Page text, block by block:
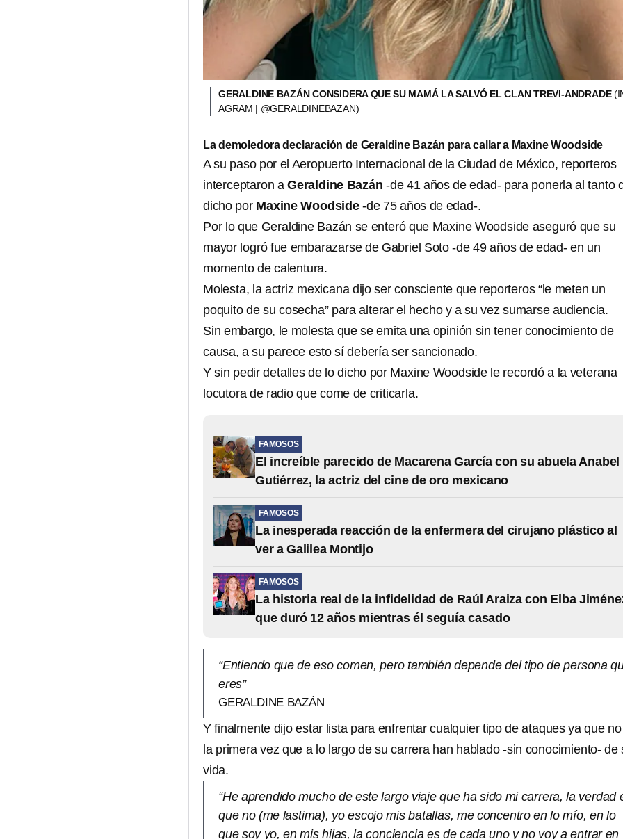
GERALDINE BAZÁN CONSIDERA QUE SU MAMÁ LA SALVÓ EL CLAN TREVI-ANDRADE
AGRAM | @GERALDINEBAZAN)
La demoledora declaración de Geraldine Bazán para callar a Maxine Woodside
A su paso por el Aeropuerto Internacional de la Ciudad de México, reporteros
interceptaron aGeraldine Bazán -de 41 años de edad- para ponerla al tanto
dicho por Maxine Woodside-de 75 años de edad-.
Por lo que Geraldine Bazán se enteró que Maxine Woodside aseguró que su
mayor logró fue embarazarse de Gabriel Soto -de 49 años de edad- en un
momento de calentura.
Molesta, la actriz mexicana dijo ser consciente que reporteros “le meten un
poquito de su cosecha” para alterar el hecho y a su vez sumarse audiencia.
Sin embargo, le molesta que se emita una opinión sin tener conocimiento de
causa, a su parece esto sí debería ser sancionado.
Y sin pedir detalles de lo dicho por Maxine Woodside le recordó a la veterana
locutora de radio que come de criticarla.
FAMOSOS
El increíble parecido de Macarena García con su abuela Anabel
Gutiérrez, la actriz del cine de oro mexicano
FAMOSOS
La inesperada reacción de la enfermera del cirujano plástico al
ver a Galilea Montijo
FAMOSOS
La historia real de la infidelidad de Raúl Araiza con Elba
que duró 12 años mientras él seguía casado
“Entiendo que de eso comen, pero también depende del tipo de persona
eres”
GERALDINE BAZÁN
Y finalmente dijo estar lista para enfrentar cualquier tipo de ataques ya que
la primera vez que a lo largo de su carrera han hablado -sin conocimiento- de
vida.
“He aprendido mucho de este largo viaje que ha sido mi carrera, la verdad
que no (me lastima), yo escojo mis batallas, me concentro en lo mío, en lo
que soy yo, en mis hijas, la conciencia es de cada uno y no voy a entrar en